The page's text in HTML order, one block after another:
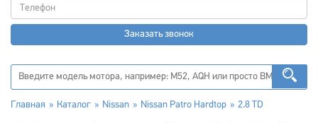
Заказать звонок
Главная Каталог Nissan Nissan Patro Hardtop 2.8 TD